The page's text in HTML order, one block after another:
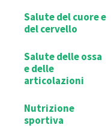
Salute del cuore e
del cervello
Salute delle ossa
e delle
articolazioni
Nutrizione
sportiva